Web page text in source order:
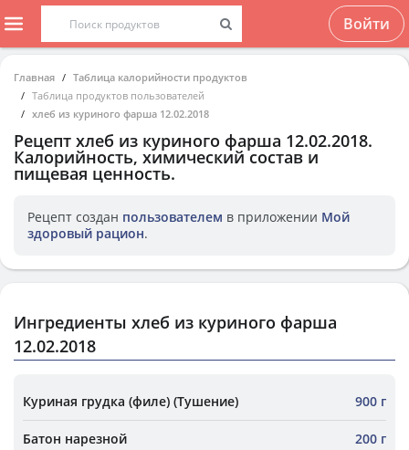
Войти
Главная
Таблица калорийности продуктов
Таблица продуктов пользователей
хлеб из куриного фарша 12.02.2018
Рецепт хлеб из куриного фарша 12.02.2018.
Калорийность, химический состав и
пищевая ценность.
Рецепт создан пользователем в приложении Мой
здоровый рацион.
Ингредиенты хлеб из куриного фарша
12.02.2018
Куриная грудка (филе) (Тушение) 900 г
Батон нарезной 200 г